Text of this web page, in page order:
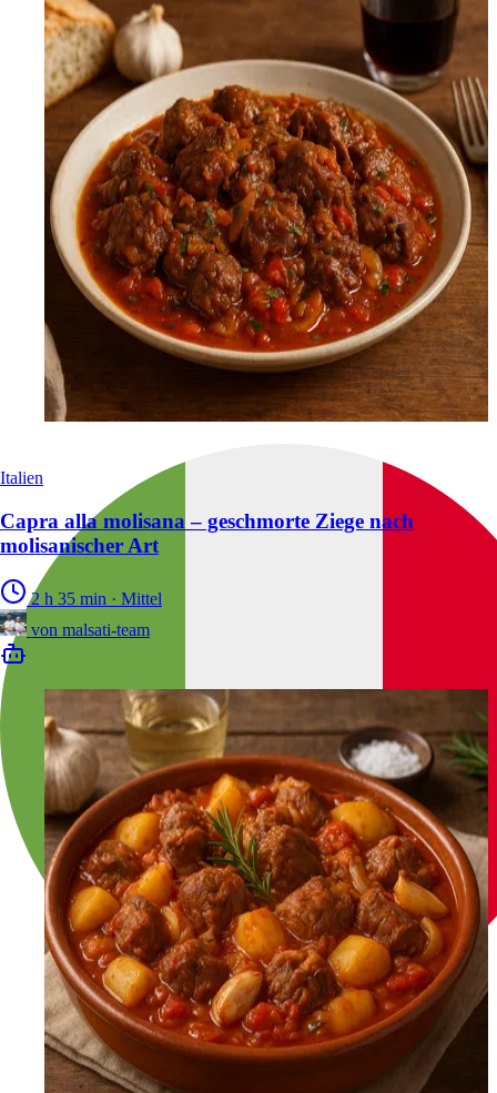
Italien
Capra alla molisana – geschmorte Ziege nach
molisanischer Art
2 h 35 min · Mittel
von malsati-team